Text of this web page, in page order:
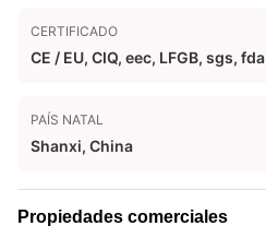
CERTIFICADO
CE / EU, CIQ, eec, LFGB, sgs, fda
PAÍS NATAL
Shanxi, China
Propiedades comerciales